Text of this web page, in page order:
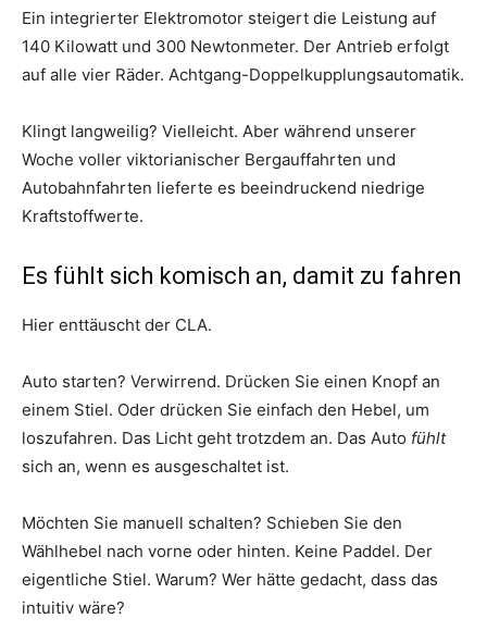
Ein integrierter Elektromotor steigert die Leistung auf
140 Kilowatt und 300 Newtonmeter. Der Antrieb erfolgt
auf alle vier Räder. Achtgang-Doppelkupplungsautomatik.
Klingt langweilig? Vielleicht. Aber während unserer
Woche voller viktorianischer Bergauffahrten und
Autobahnfahrten lieferte es beeindruckend niedrige
Kraftstoffwerte.
Es fühlt sich komisch an, damit zu fahren
Hier enttäuscht der CLA.
Auto starten? Verwirrend. Drücken Sie einen Knopf an
einem Stiel. Oder drücken Sie einfach den Hebel, um
loszufahren. Das Licht geht trotzdem an. Das Auto fühlt
sich an, wenn es ausgeschaltet ist.
Möchten Sie manuell schalten? Schieben Sie den
Wählhebel nach vorne oder hinten. Keine Paddel. Der
eigentliche Stiel. Warum? Wer hätte gedacht, dass das
intuitiv wäre?